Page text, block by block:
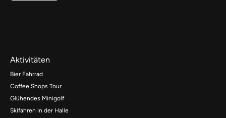
Aktivitäten
Bier Fahrrad
Coffee Shops Tour
Glühendes Minigolf
Skifahren in der Halle